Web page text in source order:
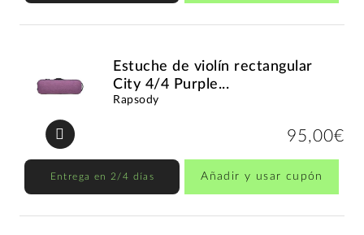
Estuche de violín rectangular
City 4/4 Purple...
Rapsody
95,00€
Entrega en 2/4 días Añadir y usar cupón